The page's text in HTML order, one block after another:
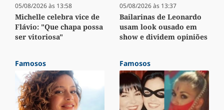
05/08/2026 às 13:58
Michelle celebra vice de
Flávio: "Que chapa possa
ser vitoriosa"
05/08/2026 às 13:37
Bailarinas de Leonardo
usam look ousado em
show e dividem opiniões
Famosos Famosos